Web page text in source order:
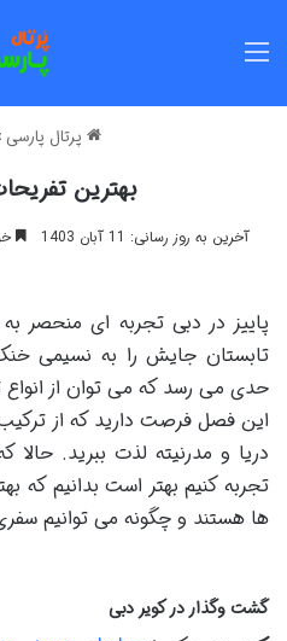
پرتال پارسی
بهترین
آخرین به روز رسانی: 11 آبان 1403
پاییز در دبی تجربه ای منحصر
تابستان جایش را به نسیمی
حدی می رسد که می توان از
این فصل فرصت دارید که از
دریا و مدرنیته لذت ببرید.
تجربه کنیم بهتر است بدانیم که
ها هستند و چگونه می توانیم
گشت وگذار در کویر دبی